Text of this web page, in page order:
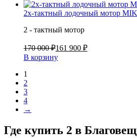
2х-тактный лодочный мотор
2 - тактный мотор
170 000 ₽161 900 ₽
В корзину
1
2
3
4
→
Где купить 2 в